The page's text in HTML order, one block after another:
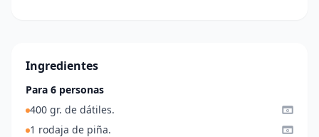
Ingredientes
Para 6 personas
400 gr. de dátiles.
1 rodaja de piña.